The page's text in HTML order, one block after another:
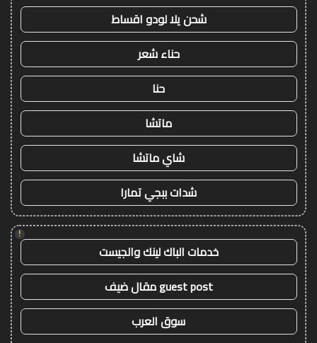
شحن يلا لودو اقساط
حناء شعر
حنا
ماتشا
شاي ماتشا
شدات ببجي تمارا
!
خدمات الباك لينك والجيست
guest post مقال ضيف
سوق العرب